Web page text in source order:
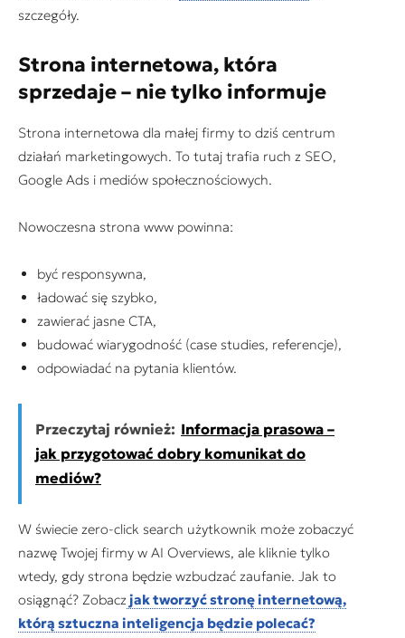
szczegóły.
Strona internetowa, która
sprzedaje – nie tylko informuje
Strona internetowa dla małej firmy to dziś centrum
działań marketingowych. To tutaj trafia ruch z SEO,
Google Ads i mediów społecznościowych.
Nowoczesna strona www powinna:
być responsywna,
ładować się szybko,
zawierać jasne CTA,
budować wiarygodność (case studies, referencje),
odpowiadać na pytania klientów.
Przeczytaj również: Informacja prasowa –
jak przygotować dobry komunikat do
mediów?
W świecie zero-click search użytkownik może zobaczyć
nazwę Twojej firmy w AI Overviews, ale kliknie tylko
wtedy, gdy strona będzie wzbudzać zaufanie. Jak to
osiągnąć? Zobaczjak tworzyć stronę internetową,
którą sztuczna inteligencja będzie polecać?